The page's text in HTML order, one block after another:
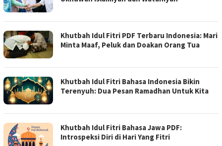
Khutbah Idul Fitri PDF Terbaru Indonesia: Mari
Minta Maaf, Peluk dan Doakan Orang Tua
Khutbah Idul Fitri Bahasa Indonesia Bikin
Terenyuh: Dua Pesan Ramadhan Untuk Kita
Khutbah Idul Fitri Bahasa Jawa PDF:
Introspeksi Diri di Hari Yang Fitri